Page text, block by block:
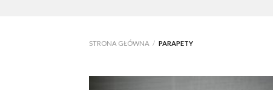
STRONA GŁÓWNA / PARAPETY